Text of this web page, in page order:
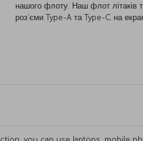
нашого флоту. Наш флот літаків
роз’єми Type-A та Type-C на